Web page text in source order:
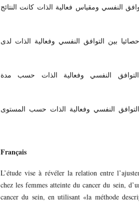
النفسي ومقياس فعالية الذات كانت النتائج
بين التوافق النفسي وفعالية الذات لدى
النفسي وفعالية الذات حسب مدة
النفسي وفعالية الذات حسب المستوى
Français
L’étude vise à révéler la relation entre
chez les femmes atteinte du cancer du sein,
cancer du sein, en utilisant «la méthode